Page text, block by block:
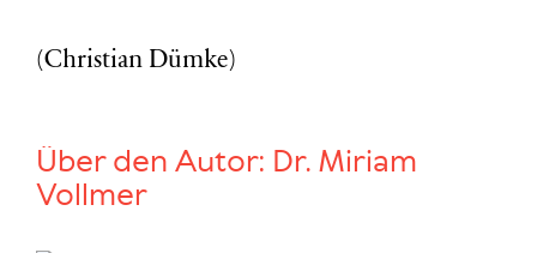
(Christian Dümke)
Über den Autor: Dr. Miriam
Vollmer